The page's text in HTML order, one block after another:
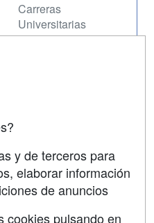
Carreras
Universitarias
y de terceros para
elaborar información
de anuncios
cookies pulsando en